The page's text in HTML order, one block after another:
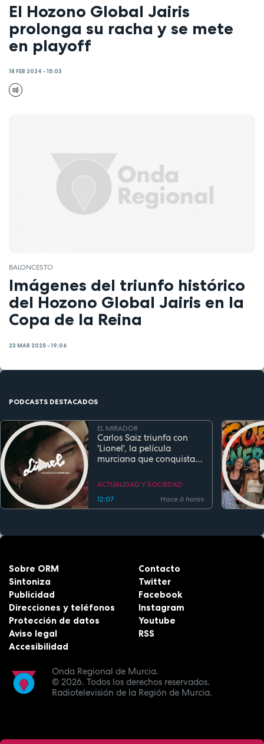
El Hozono Global Jairis
prolonga su racha y se mete
en playoff
18 FEB 2024 - 15:03
BALONCESTO
Imágenes del triunfo histórico
del Hozono Global Jairis en la
Copa de la Reina
23 MAR 2025 - 19:06
PODCASTS DESTACADOS
EL MIRADOR
Carlos Saiz triunfa con
'Lionel', la película
murciana que conquista
estreno
ACTUALIDAD Y SOCIEDAD
12:07
Hace 6 horas
Onda Regional de Murcia.
© 2026. Todos los derechos reservados.
Radiotelevisión de la Región de Murcia.
Sobre ORM
Sintoniza
Publicidad
Direcciones y teléfonos
Protección de datos
Aviso legal
Accesibilidad
Contacto
Twitter
Facebook
Instagram
Youtube
RSS